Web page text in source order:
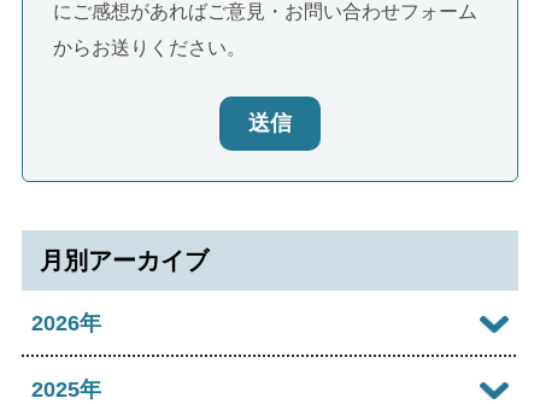
にご感想があればご意見・お問い合わせフォーム
からお送りください。
送信
月別アーカイブ
2026年
2026年08月
2025年